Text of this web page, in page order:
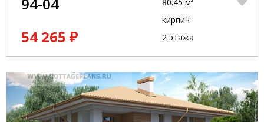
54 265 ₽
кирпич
2 этажа